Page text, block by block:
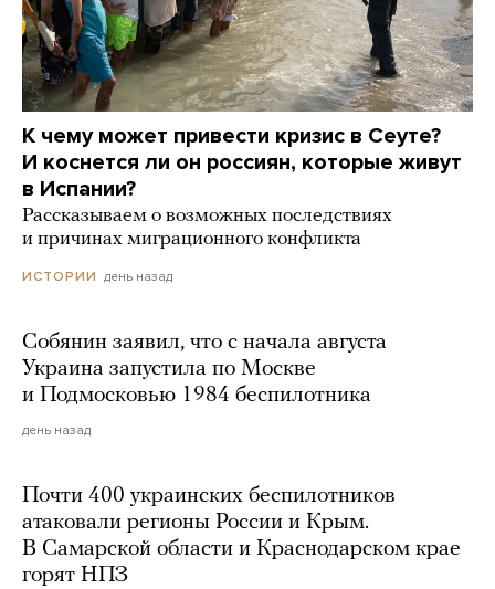
К чему может привести кризис в Сеуте?
И коснется ли он россиян, которые живут
в Испании?
Рассказываем о возможных последствиях
и причинах миграционного конфликта
ИСТОРИИ день назад
Собянин заявил, что с начала августа
Украина запустила по Москве
и Подмосковью 1984 беспилотника
день назад
Почти 400 украинских беспилотников
атаковали регионы России и Крым.
В Самарской области и Краснодарском крае
горят НПЗ